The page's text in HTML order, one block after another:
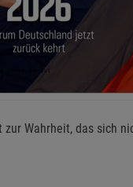
Wahrheit, das sich